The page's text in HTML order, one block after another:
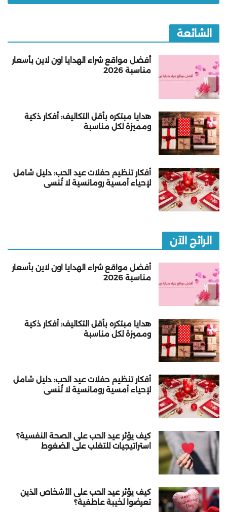
الشائعة
أفضل مواقع شراء الهدايا اون لاين بأسعار
مناسبة 2026
هدايا مبتكره بأقل التكاليف: أفكار ذكية
ومميزة لكل مناسبة
أفكار تنظيم حفلات عيد الحب: دليل شامل
لإحياء أمسية رومانسية لا تُنسى
الرائج الآن
أفضل مواقع شراء الهدايا اون لاين بأسعار
مناسبة 2026
هدايا مبتكره بأقل التكاليف: أفكار ذكية
ومميزة لكل مناسبة
أفكار تنظيم حفلات عيد الحب: دليل شامل
لإحياء أمسية رومانسية لا تُنسى
كيف يؤثر عيد الحب على الصحة النفسية؟
استراتيجيات للتغلب على الضغوط
كيف يؤثر عيد الحب على الأشخاص الذين
تعرضوا لخيبة عاطفية؟